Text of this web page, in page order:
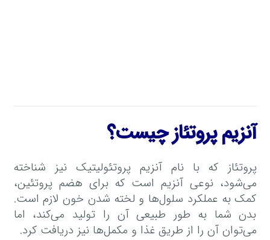
آنزیم پروتئاز چیست؟
پروتئاز که با نام آنزیم پروتئولیتیک نیز شناخته
می‌شود، نوعی آنزیم است که برای هضم پروتئین،
کمک به عملکرد سلول‌ها و لخته شدن خون لازم است.
بدن شما به طور طبیعی آن را تولید می‌کند، اما
می‌توان آن را از طریق غذا و مکمل‌ها نیز دریافت کرد.